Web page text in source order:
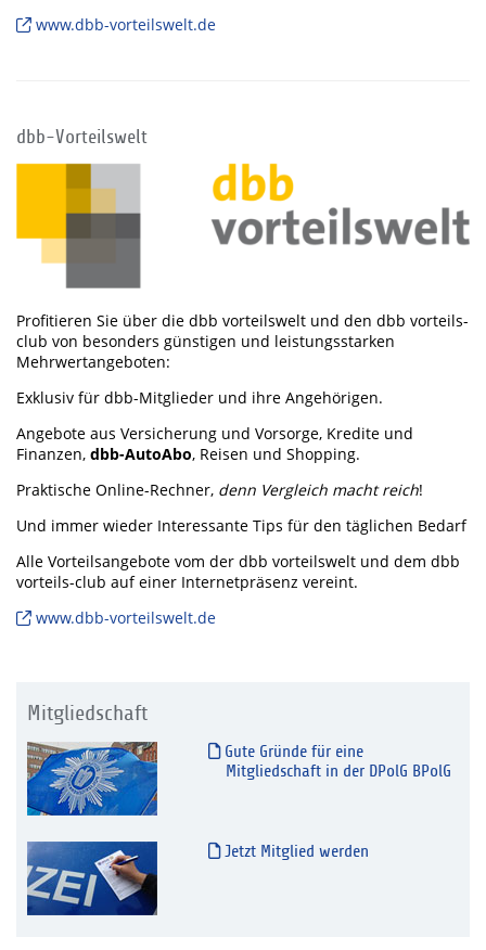
www.dbb-vorteilswelt.de
dbb-Vorteilswelt
Profitieren Sie über die dbb vorteilswelt und den dbb vorteils-
club von besonders günstigen und leistungsstarken
Mehrwertangeboten:
Exklusiv für dbb-Mitglieder und ihre Angehörigen.
Angebote aus Versicherung und Vorsorge, Kredite und
Finanzen, dbb-AutoAbo, Reisen und Shopping.
Praktische Online-Rechner, denn Vergleich macht reich!
Und immer wieder Interessante Tips für den täglichen Bedarf
Alle Vorteilsangebote vom der dbb vorteilswelt und dem dbb
vorteils-club auf einer Internetpräsenz vereint.
www.dbb-vorteilswelt.de
Mitgliedschaft
Gute Gründe für eine
Mitgliedschaft in der DPolG BPolG
Jetzt Mitglied werden